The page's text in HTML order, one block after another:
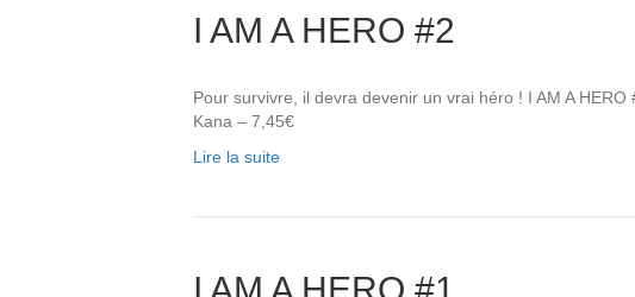
I AM A HERO #2
Pour survivre, il devra devenir un vrai héro ! I AM A
Kana – 7,45€
Lire la suite